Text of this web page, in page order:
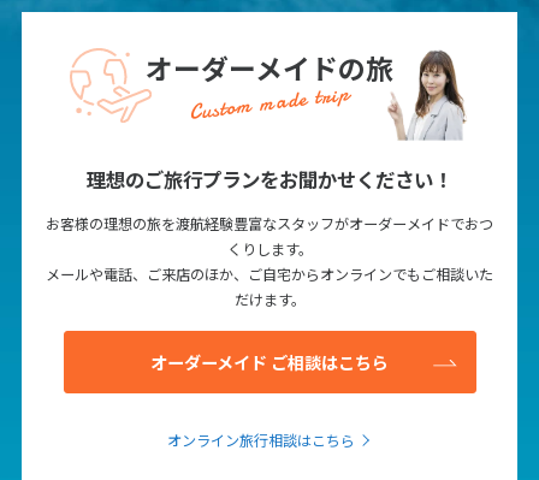
オーダーメイドの旅
Custom made trip
理想のご旅行プランをお聞かせください！
お客様の理想の旅を渡航経験豊富なスタッフがオーダーメイドでおつ
くりします。
メールや電話、ご来店のほか、ご自宅からオンラインでもご相談いた
だけます。
オーダーメイド ご相談はこちら
オンライン旅行相談はこちら